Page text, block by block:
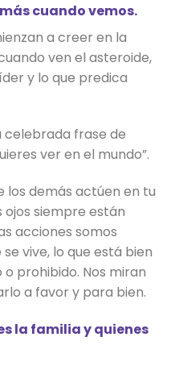
cuando vemos.
a creer en la
ven el asteroide,
y lo que predica
celebrada frase de
ver en el mundo”.
demás actúen en tu
ojos siempre están
acciones somos
vive, lo que está bien
prohibido. Nos miran
a favor y para bien.
la familia y quienes